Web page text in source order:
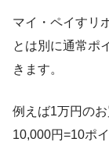
マイ・ペイすリ
とは別に通常ポ
きます。
例えば1万円のお
10,000円=10ポ